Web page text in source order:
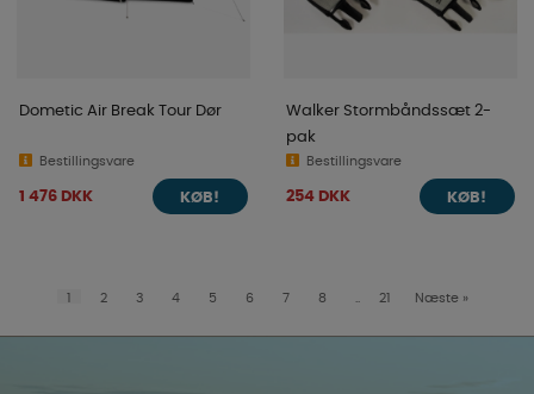
Dometic Air Break Tour Dør
Bestillingsvare
1 476 DKK KØB!
Walker Stormbåndssæt 2-
pak
Bestillingsvare
254 DKK KØB!
1 2 3 4 5 6 7 8 21 Næste »